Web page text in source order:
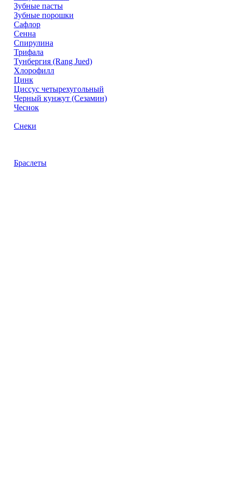
Зубные пасты
Зубные порошки
Сафлор
Сенна
Спирулина
Трифала
Тунбергия (Rang Jued)
Хлорофилл
Цинк
Циссус четырехугольный
Черный кунжут (Сезамин)
Чеснок
Снеки
Браслеты